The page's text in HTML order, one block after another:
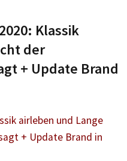
Klassik
der
+ Update Brand
airleben und Lange
+ Update Brand in